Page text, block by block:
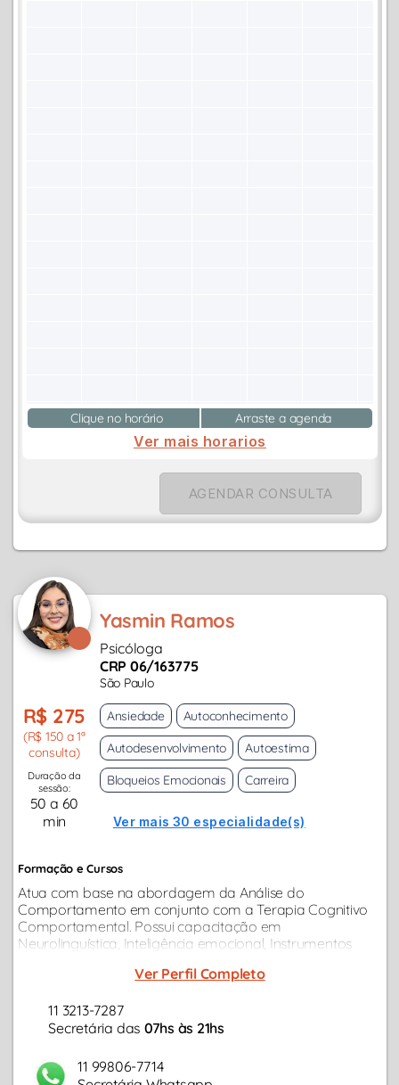
Clique no horário Arraste a agenda
Ver mais horarios
AGENDAR CONSULTA
Yasmin Ramos
Psicóloga
CRP 06/163775
São Paulo
R$ 275
(R$ 150 a 1ª
consulta)
Duração da
sessão:
50 a 60
min
Ansiedade
Autoconhecimento
Autodesenvolvimento
Autoestima
Bloqueios Emocionais
Carreira
Ver mais 30 especialidade(s)
Formação e Cursos
Atua com base na abordagem da Análise do
Comportamento em conjunto com a Terapia Cognitivo
Comportamental. Possui capacitação em
Neurolinguística, Inteligência emocional, Instrumentos
diversos cursos de extensão e aprimoramento...
Ver Perfil Completo
11 3213-7287
Secretária das 07hs às 21hs
11 99806-7714